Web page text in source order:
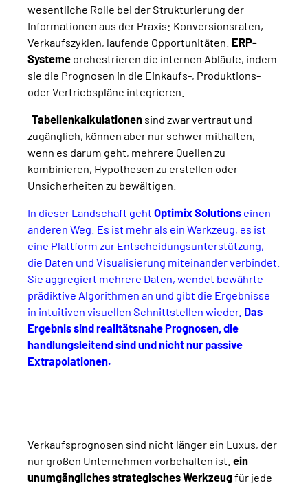
wesentliche Rolle bei der Strukturierung der
Informationen aus der Praxis: Konversionsraten,
Verkaufszyklen, laufende Opportunitäten. ERP-
Systeme orchestrieren die internen Abläufe, indem
sie die Prognosen in die Einkaufs-, Produktions-
oder Vertriebspläne integrieren.
Tabellenkalkulationen sind zwar vertraut und
zugänglich, können aber nur schwer mithalten,
wenn es darum geht, mehrere Quellen zu
kombinieren, Hypothesen zu erstellen oder
Unsicherheiten zu bewältigen.
In dieser Landschaft geht Optimix Solutions einen
anderen Weg. Es ist mehr als ein Werkzeug, es ist
eine Plattform zur Entscheidungsunterstützung,
die Daten und Visualisierung miteinander verbindet.
Sie aggregiert mehrere Daten, wendet bewährte
prädiktive Algorithmen an und gibt die Ergebnisse
in intuitiven visuellen Schnittstellen wieder. Das
Ergebnis sind realitätsnahe Prognosen, die
handlungsleitend sind und nicht nur passive
Extrapolationen.
Verkaufsprognosen sind nicht länger ein Luxus, der
nur großen Unternehmen vorbehalten ist. ein
unumgängliches strategisches Werkzeugfür jede